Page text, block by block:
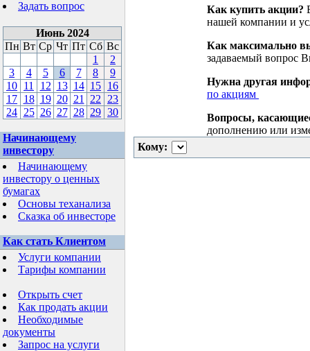
Задать вопрос
Июнь 2024
Пн Вт Ср Чт Пт Сб Вс
1
2
3
4 5 6 7 8
9
10 11 12 13 14 15 16
17 18 19 20 21 22
23
24 25 26 27 28 29 30
Начинающему
инвестору
Начинающему
инвестору о ценных
бумагах
Основы теханализа
Сказка об инвесторе
Как стать Клиентом
Услуги компании
Тарифы компании
Открыть счет
Как продать акции
Необходимые
документы
Запрос на услуги
Как купить акции?
нашей компании и
Как максимально
задаваемый вопрос
Нужна другая
по акциям
Вопросы,
дополнению или
Кому: